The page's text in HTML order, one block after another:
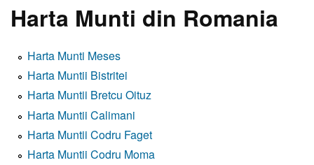
Harta Munti din Romania
Harta Munti Meses
Harta Muntii Bistritei
Harta Muntii Bretcu Oituz
Harta Muntii Calimani
Harta Muntii Codru Faget
Harta Muntii Codru Moma